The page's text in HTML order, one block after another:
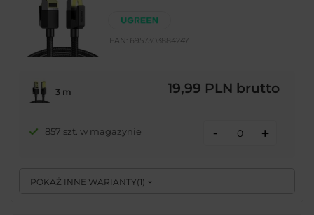
EAN: 6957303884247
POKAŻ INNE WARIANTY( 1)
3 m 19,99 PLN brutto
857 szt. w magazynie - +